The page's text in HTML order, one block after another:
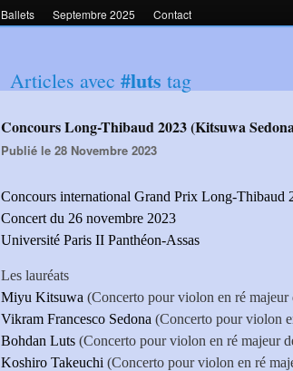
Ballets
Septembre 2025 Contact
Articles avec #luts tag
Concours Long-Thibaud 2023 (Kitsuwa
Publié le 28 Novembre 2023
Concours international Grand Prix Long-Thibaud
Concert du 26 novembre 2023
Université Paris II Panthéon-Assas
Les lauréats
Miyu Kitsuwa (Concerto pour violon en ré
Vikram Francesco Sedona (Concerto pour violon
Bohdan Luts (Concerto pour violon en ré majeur
Koshiro Takeuchi (Concerto pour violon en ré